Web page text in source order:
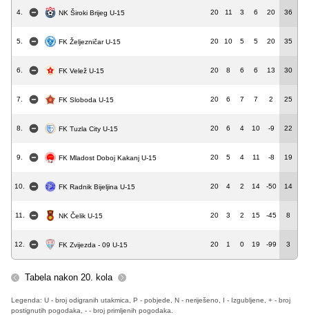
4. NK Široki Brijeg U-15 20 11 3 6 20 36
5. FK Željezničar U-15 20 10 5 5 20 35
6. FK Velež U-15 20 8 6 6 13 30
7. FK Sloboda U-15 20 6 7 7 2 25
8. FK Tuzla City U-15 20 6 4 10 -9 22
9. FK Mladost Doboj Kakanj U-15 20 5 4 11 -8 19
10. FK Radnik Bijeljina U-15 20 4 2 14 -50 14
11. NK Čelik U-15 20 3 2 15 -45 8
12. FK Zvijezda - 09 U-15 20 1 0 19 -99 3
Tabela nakon 20. kola
Legenda: U - broj odigranih utakmica, P - pobjede, N - neriješeno, I - Izgubljene, + - broj
postignutih pogodaka, - - broj primljenih pogodaka.